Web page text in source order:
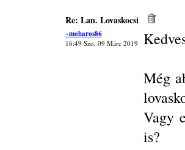
Re: Lan. Lovaskocsi
~moharos86
16:49 Szo, 09 Márc 2019
Még
Vagy
is?